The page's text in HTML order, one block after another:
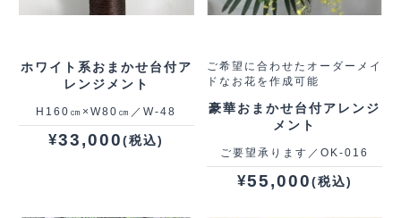
ホワイト系おまかせ台付ア
レンジメント
H160㎝×W80㎝／W-48
¥33,000(税込)
ご希望に合わせたオーダーメイ
ドなお花を作成可能
豪華おまかせ台付アレンジ
メント
ご要望承ります／OK-016
¥55,000(税込)